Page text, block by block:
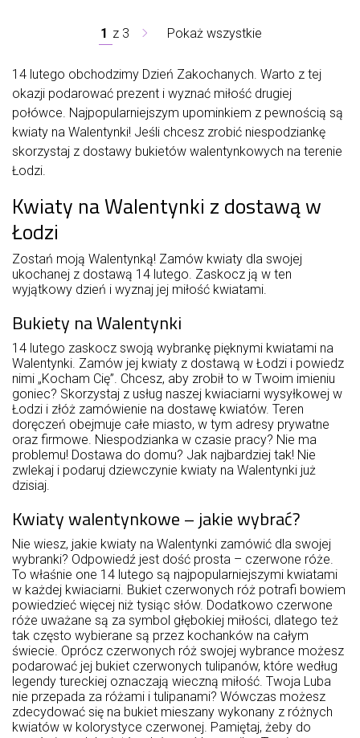
1 z 3 Pokaż wszystkie
14 lutego obchodzimy Dzień Zakochanych. Warto z tej
okazji podarować prezent i wyznać miłość drugiej
połówce. Najpopularniejszym upominkiem z pewnością są
kwiaty na Walentynki! Jeśli chcesz zrobić niespodziankę
skorzystaj z dostawy bukietów walentynkowych na terenie
Łodzi.
Kwiaty na Walentynki z dostawą w
Łodzi
Zostań moją Walentynką! Zamów kwiaty dla swojej
ukochanej z dostawą 14 lutego. Zaskocz ją w ten
wyjątkowy dzień i wyznaj jej miłość kwiatami.
Bukiety na Walentynki
14 lutego zaskocz swoją wybrankę pięknymi kwiatami na
Walentynki. Zamów jej kwiaty z dostawą w Łodzi i powiedz
nimi „Kocham Cię”. Chcesz, aby zrobił to w Twoim imieniu
goniec? Skorzystaj z usług naszej kwiaciarni wysyłkowej w
Łodzi i złóż zamówienie na dostawę kwiatów. Teren
doręczeń obejmuje całe miasto, w tym adresy prywatne
oraz firmowe. Niespodzianka w czasie pracy? Nie ma
problemu! Dostawa do domu? Jak najbardziej tak! Nie
zwlekaj i podaruj dziewczynie kwiaty na Walentynki już
dzisiaj.
Kwiaty walentynkowe – jakie wybrać?
Nie wiesz, jakie kwiaty na Walentynki zamówić dla swojej
wybranki? Odpowiedź jest dość prosta – czerwone róże.
To właśnie one 14 lutego są najpopularniejszymi kwiatami
w każdej kwiaciarni. Bukiet czerwonych róż potrafi bowiem
powiedzieć więcej niż tysiąc słów. Dodatkowo czerwone
róże uważane są za symbol głębokiej miłości, dlatego też
tak często wybierane są przez kochanków na całym
świecie. Oprócz czerwonych róż swojej wybrance możesz
podarować jej bukiet czerwonych tulipanów, które według
legendy tureckiej oznaczają wieczną miłość. Twoja Luba
nie przepada za różami i tulipanami? Wówczas możesz
zdecydować się na bukiet mieszany wykonany z różnych
kwiatów w kolorystyce czerwonej. Pamiętaj, żeby do